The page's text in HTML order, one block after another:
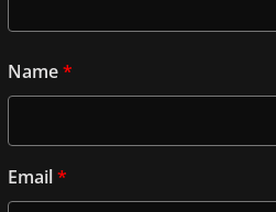
Name*
Email*